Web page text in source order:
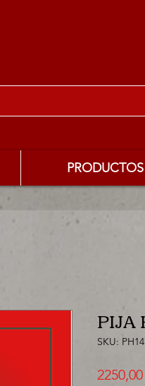
PRODUCTOS
SKU: